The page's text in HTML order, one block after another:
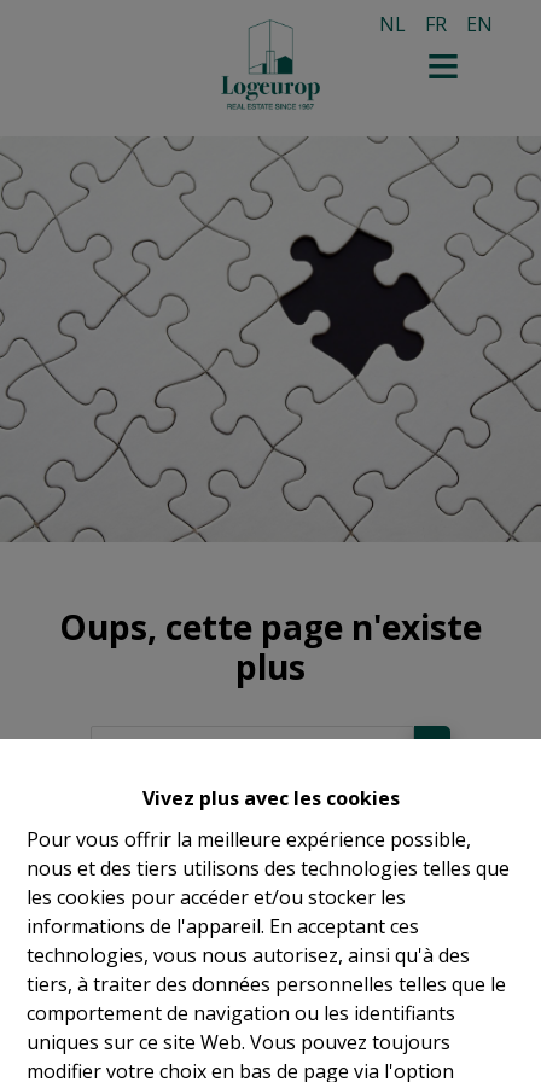
Vivez plus avec les cookies
Pour vous offrir la meilleure expérience possible,
nous et des tiers utilisons des technologies telles que
les cookies pour accéder et/ou stocker les
informations de l'appareil. En acceptant ces
technologies, vous nous autorisez, ainsi qu'à des
tiers, à traiter des données personnelles telles que le
comportement de navigation ou les identifiants
uniques sur ce site Web. Vous pouvez toujours
modifier votre choix en bas de page via l'option
NL FR EN
Oups, cette page n'existe
plus
À Vendre
À Louer